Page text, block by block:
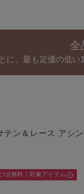
全
、最も定価の低
テン＆レース アシ
点無料｜対象アイテム